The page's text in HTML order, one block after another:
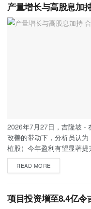
产量增长与高股息加
2026年7月27日，吉隆坡 -
改善的带动下，分析员认
植股）今年盈利有望显著提
READ MORE
项目投资增至8.4亿